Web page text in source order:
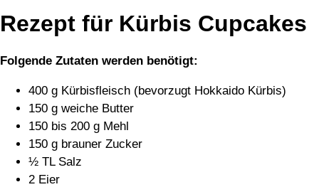
Rezept für Kürbis Cupcakes
Folgende Zutaten werden benötigt:
400 g Kürbisfleisch (bevorzugt Hokkaido Kürbis)
150 g weiche Butter
150 bis 200 g Mehl
150 g brauner Zucker
½ TL Salz
2 Eier